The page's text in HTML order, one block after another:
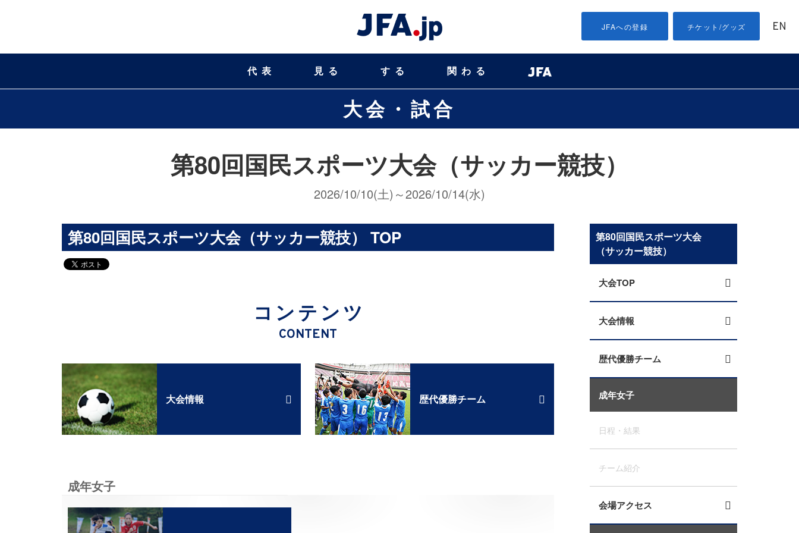
JFAへの登録 チケット/グッズ EN
代表 見る する 関わる
大会・試合
第80回国民スポーツ大会（サッカー競技） TOP
第80回国民スポーツ大会（サッカー競技）
2026/10/10(土)～2026/10/14(水)
コンテンツ
CONTENT
大会情報 歴代優勝チーム
成年女子
第80回国民スポーツ大会
（サッカー競技）
大会TOP
大会情報
歴代優勝チーム
成年女子
日程・結果
チーム紹介
会場アクセス